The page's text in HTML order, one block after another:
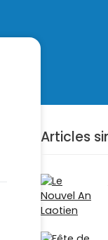
Articles